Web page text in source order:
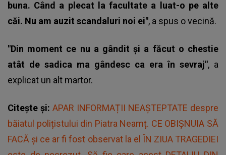
buna. Când a plecat la facultate a luat-o pe alte
căi. Nu am auzit scandaluri noi ei", a spus o vecină.
"Din moment ce nu a gândit și a făcut o chestie
atât de sadica ma gândesc ca era în sevraj", a
explicat un alt martor.
Citește și: APAR INFORMAȚII NEAȘTEPTATE despre
băiatul polițistului din Piatra Neamț. CE OBIȘNUIA SĂ
FACĂ și ce ar fi fost observat la el ÎN ZIUA TRAGEDIEI